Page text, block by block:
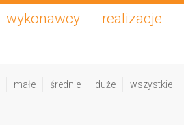
wykonawcy realizacje
małe średnie duże wszystkie